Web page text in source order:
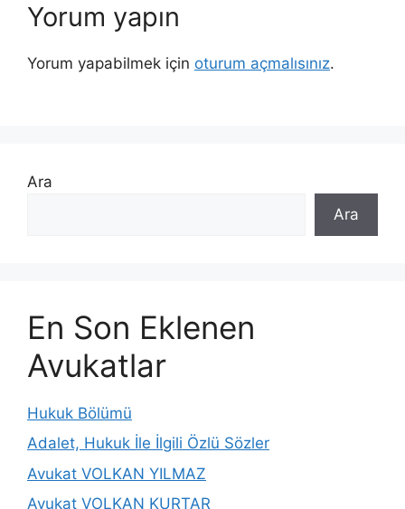
Yorum yapın
Yorum yapabilmek için oturum açmalısınız.
Ara
Ara
En Son Eklenen
Avukatlar
Hukuk Bölümü
Adalet, Hukuk İle İlgili Özlü Sözler
Avukat VOLKAN YILMAZ
Avukat VOLKAN KURTAR